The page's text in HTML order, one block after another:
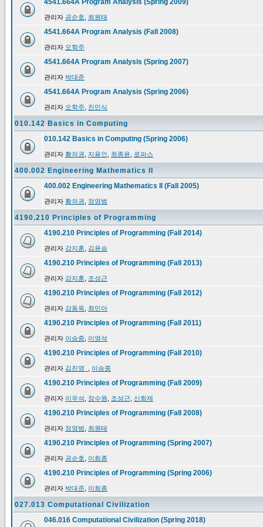
4541.664A Program Analysis (Spring 2009)
관리자 공순호 최원태
4541.664A Program Analysis (Fall 2008)
관리자 오학주
4541.664A Program Analysis (Spring 2007)
관리자 박대준
4541.664A Program Analysis (Spring 2006)
관리자 오학주 진민식
010.142 Basics in Computing
010.142 Basics in Computing (Spring 2006)
관리자 황의권 지용인 최종윤 로파스
400.002 Engineering Mathematics II
400.002 Engineering Mathematics II (Fall 2005)
관리자 황의권 정영범
4190.210 Principles of Programming
4190.210 Principles of Programming (Fall 2014)
관리자 강지훈 김윤승
4190.210 Principles of Programming (Fall 2013)
관리자 강지훈 조성근
4190.210 Principles of Programming (Fall 2012)
관리자 강동옥 최민아
4190.210 Principles of Programming (Fall 2011)
관리자 이승중 이영석
4190.210 Principles of Programming (Fall 2010)
관리자 김진영_ 이승중
4190.210 Principles of Programming (Fall 2009)
관리자 이우석 장수원 조성근 신희제
4190.210 Principles of Programming (Fall 2008)
관리자 정영범 최원태
4190.210 Principles of Programming (Spring 2007)
관리자 공순호 이희종
4190.210 Principles of Programming (Spring 2006)
관리자 박대준 이희종
027.013 Computational Civilization
046.016 Computational Civilization (Spring 2018)